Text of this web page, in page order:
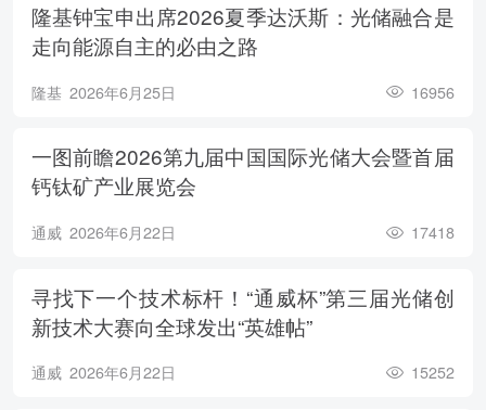
隆基钟宝申出席2026夏季达沃斯：光储融合是
走向能源自主的必由之路
隆基 2026年6月25日 16956
一图前瞻2026第九届中国国际光储大会暨首届
钙钛矿产业展览会
通威 2026年6月22日 17418
寻找下一个技术标杆！“通威杯”第三届光储创
新技术大赛向全球发出“英雄帖”
通威 2026年6月22日 15252